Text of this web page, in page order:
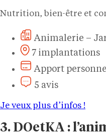
Nutrition, bien-être et
Animalerie –
7 implantations
Apport
5 avis
Je veux plus d’infos !
3. DOetKA :